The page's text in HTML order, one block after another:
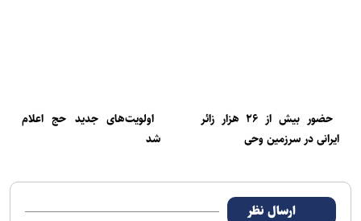
حضور بیش از ۲۶ هزار زائر
ایرانی در سرزمین وحی
اولویت‌های جدید حج اعلام
شد
ارسال نظر